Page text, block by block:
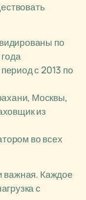
по
с 2013 по
Москвы,
из
во всех
важная. Каждое
с